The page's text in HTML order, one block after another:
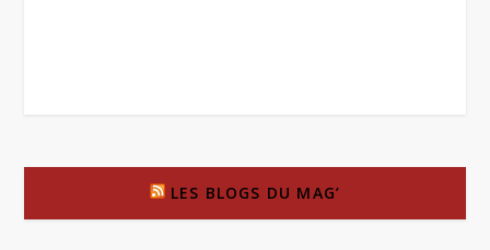
LES BLOGS DU MAG’